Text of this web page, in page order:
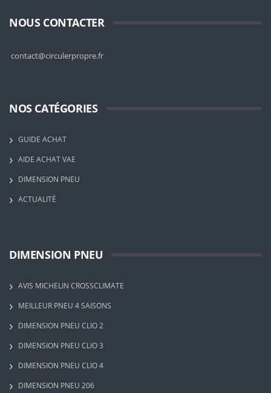
NOUS CONTACTER
contact@circulerpropre.fr
NOS CATÉGORIES
GUIDE ACHAT
AIDE ACHAT VAE
DIMENSION PNEU
ACTUALITÉ
DIMENSION PNEU
AVIS MICHELIN CROSSCLIMATE
MEILLEUR PNEU 4 SAISONS
DIMENSION PNEU CLIO 2
DIMENSION PNEU CLIO 3
DIMENSION PNEU CLIO 4
DIMENSION PNEU 206